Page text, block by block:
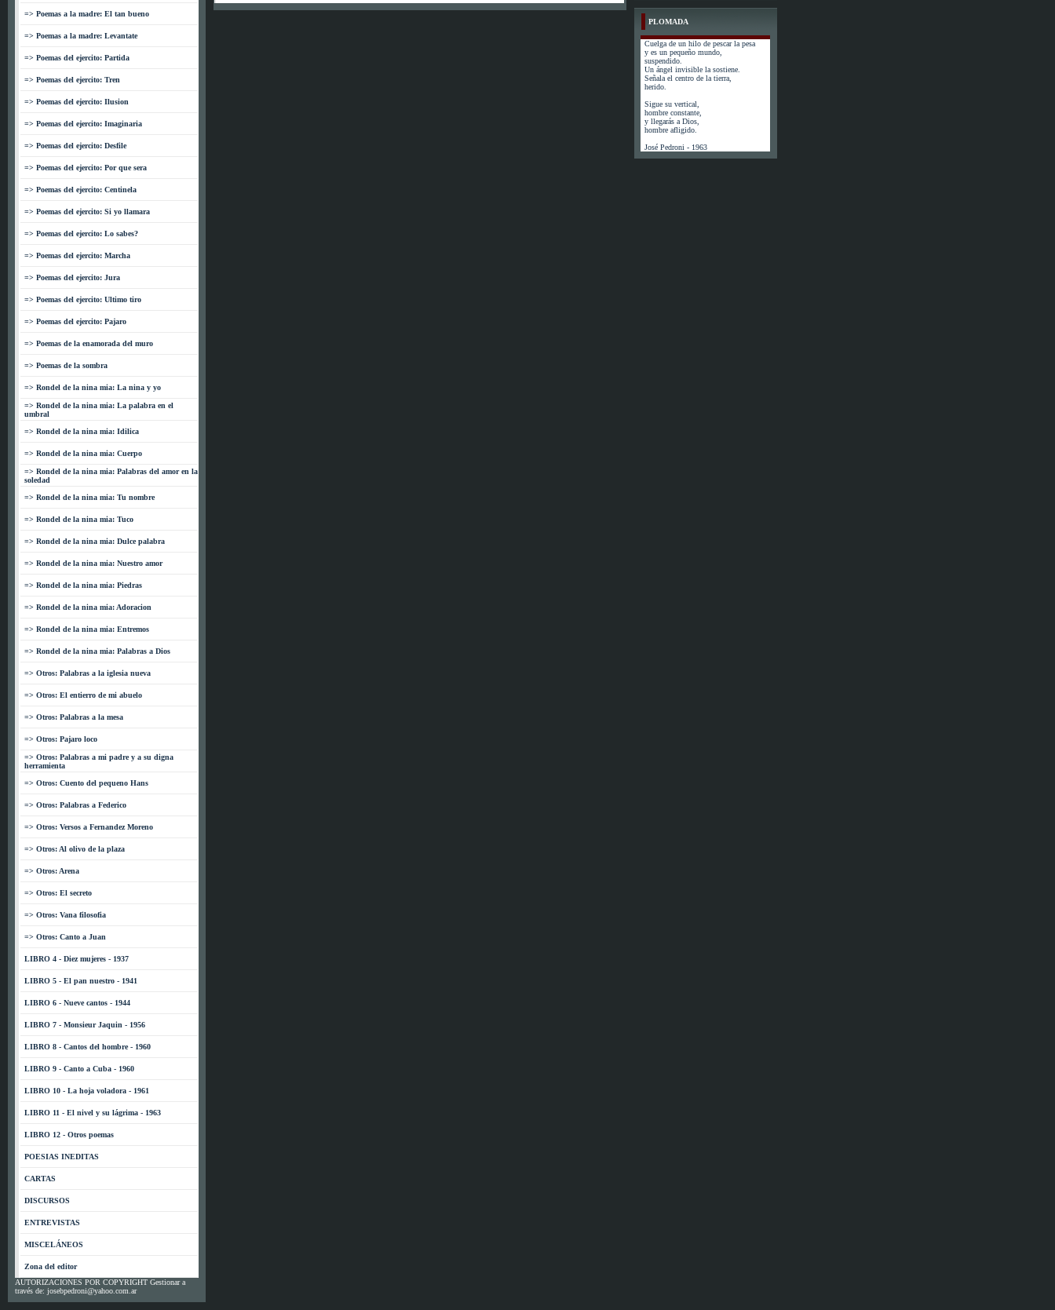
=> Poemas a la madre: El tan bueno
=> Poemas a la madre: Levantate
=> Poemas del ejercito: Partida
=> Poemas del ejercito: Tren
=> Poemas del ejercito: Ilusion
=> Poemas del ejercito: Imaginaria
=> Poemas del ejercito: Desfile
=> Poemas del ejercito: Por que sera
=> Poemas del ejercito: Centinela
=> Poemas del ejercito: Si yo llamara
=> Poemas del ejercito: Lo sabes?
=> Poemas del ejercito: Marcha
=> Poemas del ejercito: Jura
=> Poemas del ejercito: Ultimo tiro
=> Poemas del ejercito: Pajaro
=> Poemas de la enamorada del muro
=> Poemas de la sombra
=> Rondel de la nina mia: La nina y yo
=> Rondel de la nina mia: La palabra en el
umbral
=> Rondel de la nina mia: Idilica
=> Rondel de la nina mia: Cuerpo
=> Rondel de la nina mia: Palabras del amor en la
soledad
=> Rondel de la nina mia: Tu nombre
=> Rondel de la nina mia: Tuco
=> Rondel de la nina mia: Dulce palabra
=> Rondel de la nina mia: Nuestro amor
=> Rondel de la nina mia: Piedras
=> Rondel de la nina mia: Adoracion
=> Rondel de la nina mia: Entremos
=> Rondel de la nina mia: Palabras a Dios
=> Otros: Palabras a la iglesia nueva
=> Otros: El entierro de mi abuelo
=> Otros: Palabras a la mesa
=> Otros: Pajaro loco
=> Otros: Palabras a mi padre y a su digna
herramienta
=> Otros: Cuento del pequeno Hans
=> Otros: Palabras a Federico
=> Otros: Versos a Fernandez Moreno
=> Otros: Al olivo de la plaza
=> Otros: Arena
=> Otros: El secreto
=> Otros: Vana filosofia
=> Otros: Canto a Juan
LIBRO 4 - Diez mujeres - 1937
LIBRO 5 - El pan nuestro - 1941
LIBRO 6 - Nueve cantos - 1944
LIBRO 7 - Monsieur Jaquin - 1956
LIBRO 8 - Cantos del hombre - 1960
LIBRO 9 - Canto a Cuba - 1960
LIBRO 10 - La hoja voladora - 1961
LIBRO 11 - El nivel y su lágrima - 1963
LIBRO 12 - Otros poemas
POESIAS INEDITAS
CARTAS
DISCURSOS
ENTREVISTAS
MISCELÁNEOS
Zona del editor
AUTORIZACIONES POR COPYRIGHT Gestionar a
través de: josebpedroni@yahoo.com.ar
PLOMADA
Cuelga de un hilo de pescar la pesa
y es un pequeño mundo,
suspendido.
Un ángel invisible la sostiene.
Señala el centro de la tierra,
herido.
Sigue su vertical,
hombre constante,
y llegarás a Dios,
hombre afligido.
José Pedroni - 1963